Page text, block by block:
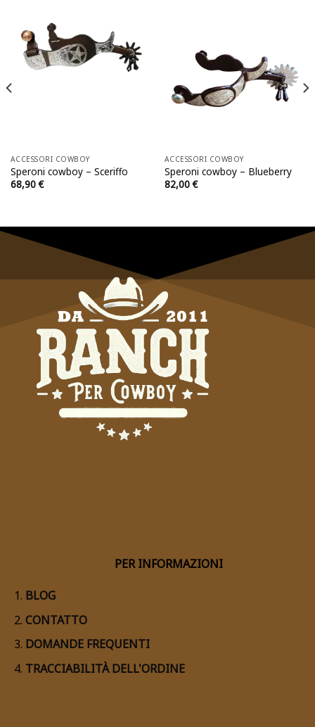
ACCESSORI COWBOY
Speroni cowboy – Sceriffo
68,90€
ACCESSORI COWBOY
Speroni cowboy – Blueberry
82,00€
PER INFORMAZIONI
BLOG
CONTATTO
DOMANDE FREQUENTI
TRACCIABILITÀ DELL'ORDINE